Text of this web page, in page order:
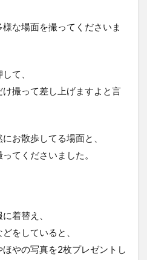
な場面を撮ってくださいま
て、
撮って差し上げますよと言
お散歩してる場面と、
てくださいました。
着替え、
をしていると、
やの写真を2枚プレゼントし